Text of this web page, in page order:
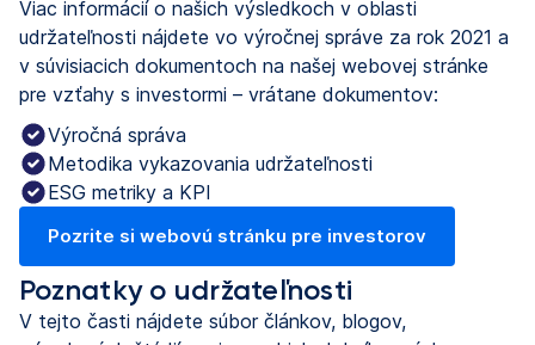
Viac informácií o našich výsledkoch v oblasti
udržateľnosti nájdete vo výročnej správe za rok 2021 a
v súvisiacich dokumentoch na našej webovej stránke
pre vzťahy s investormi – vrátane dokumentov:
Výročná správa
Metodika vykazovania udržateľnosti
ESG metriky a KPI
Pozrite si webovú stránku pre investorov
(otvoriť s novou kartou)
Poznatky o udržateľnosti
V tejto časti nájdete súbor článkov, blogov,